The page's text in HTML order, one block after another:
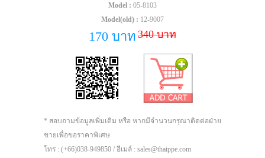
Model : 05-8103
Model(old) : 12-9007
170 บาท 340 บาท
* สอบถามข้อมูลเพิ่มเติม หรือ หากมีจำนวนกรุณาติดต่อฝ่าย
ขายเพื่อขอราคาพิเศษ
โทร : (+66)038-949850 / อีเมล์ : sales@thaippe.com